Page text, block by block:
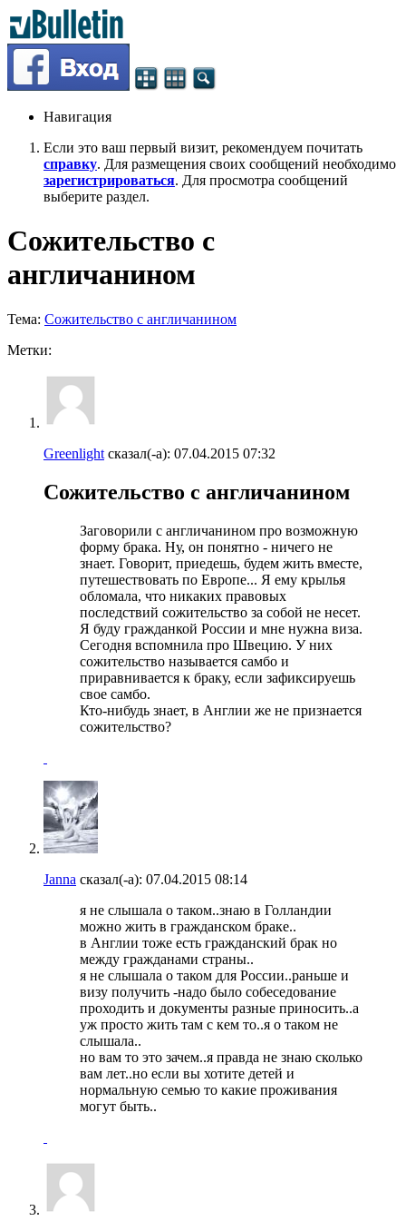
Навигация
Если это ваш первый визит, рекомендуем почитать
справку. Для размещения своих сообщений необходимо
зарегистрироваться. Для просмотра сообщений
выберите раздел.
Сожительство с
англичанином
Тема: Сожительство с англичанином
Метки:
Greenlight сказал(-а): 07.04.2015 07:32
Сожительство с англичанином
Заговорили с англичанином про возможную
форму брака. Ну, он понятно - ничего не
знает. Говорит, приедешь, будем жить вместе,
путешествовать по Европе... Я ему крылья
обломала, что никаких правовых
последствий сожительство за собой не несет.
Я буду гражданкой России и мне нужна виза.
Сегодня вспомнила про Швецию. У них
сожительство называется самбо и
приравнивается к браку, если зафиксируешь
свое самбо.
Кто-нибудь знает, в Англии же не признается
сожительство?
Janna сказал(-а): 07.04.2015 08:14
я не слышала о таком..знаю в Голландии
можно жить в гражданском браке..
в Англии тоже есть гражданский брак но
между гражданами страны..
я не слышала о таком для России..раньше и
визу получить -надо было собеседование
проходить и документы разные приносить..а
уж просто жить там с кем то..я о таком не
слышала..
но вам то это зачем..я правда не знаю сколько
вам лет..но если вы хотите детей и
нормальную семью то какие проживания
могут быть..